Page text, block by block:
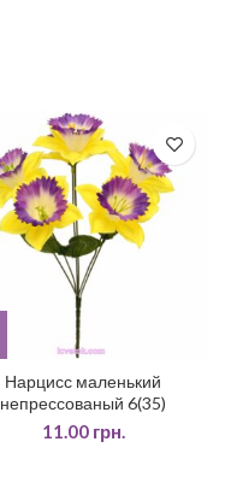
Нарцисс маленький
непрессованый 6(35)
11.00 грн.